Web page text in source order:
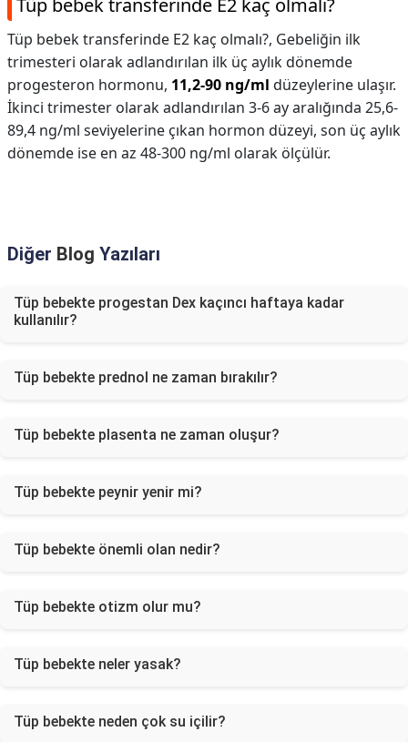
Tüp bebek transferinde E2 kaç olmalı?
Tüp bebek transferinde E2 kaç olmalı?, Gebeliğin ilk
trimesteri olarak adlandırılan ilk üç aylık dönemde
progesteron hormonu, 11,2-90 ng/ml düzeylerine ulaşır.
İkinci trimester olarak adlandırılan 3-6 ay aralığında 25,6-
89,4 ng/ml seviyelerine çıkan hormon düzeyi, son üç aylık
dönemde ise en az 48-300 ng/ml olarak ölçülür.
Diğer Blog Yazıları
Tüp bebekte progestan Dex kaçıncı haftaya kadar
kullanılır?
Tüp bebekte prednol ne zaman bırakılır?
Tüp bebekte plasenta ne zaman oluşur?
Tüp bebekte peynir yenir mi?
Tüp bebekte önemli olan nedir?
Tüp bebekte otizm olur mu?
Tüp bebekte neler yasak?
Tüp bebekte neden çok su içilir?